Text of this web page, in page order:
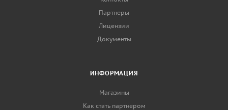
Партнеры
Лицензии
Документы
ИНФОРМАЦИЯ
Магазины
Как стать партнером